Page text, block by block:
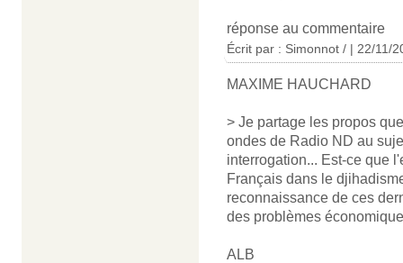
réponse au commentaire
Écrit par : Simonnot / | 22/11/
MAXIME HAUCHARD
> Je partage les propos
ondes de Radio ND au
interrogation... Est-ce que
Français dans le
reconnaissance de ces
des problèmes
ALB